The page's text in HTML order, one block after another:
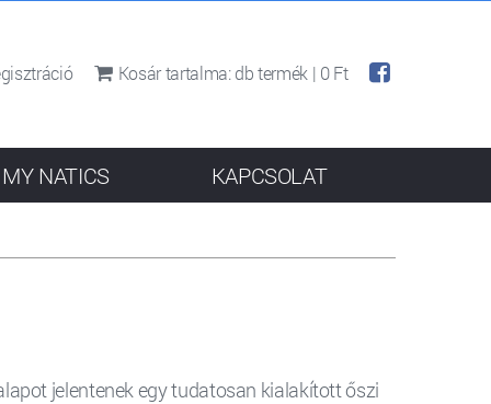
Kosár tartalma:db termék | 0 Ft
jelentenek egy tudatosan kialakított őszi
MY NATICS KAPCSOLAT